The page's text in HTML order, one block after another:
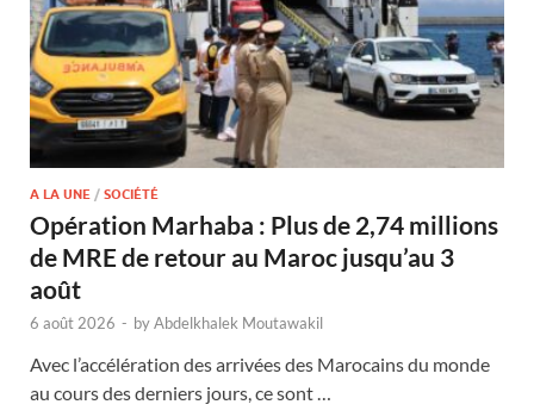
A LA UNE / SOCIÉTÉ
Opération Marhaba : Plus de 2,74 millions
de MRE de retour au Maroc jusqu’au 3
août
6 août 2026 - byAbdelkhalek Moutawakil
Avec l’accélération des arrivées des Marocains du monde
au cours des derniers jours, ce sont …